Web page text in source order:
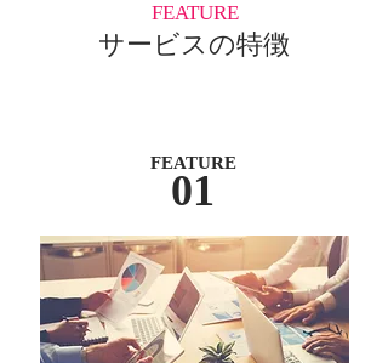
FEATURE
サービスの特徴
FEATURE
01